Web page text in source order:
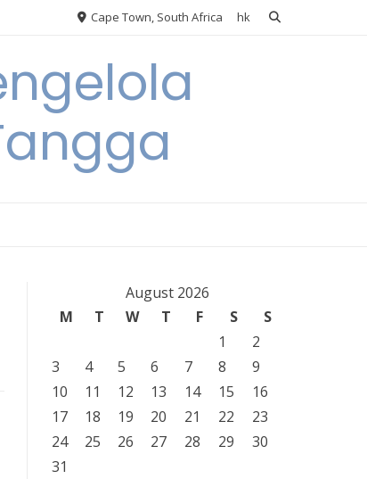
Cape Town, South Africa hk
August 2026
M
T W T F S
S
1
2
3
4 5 6 7 8
9
10
11 12 13 14 15
16
17
18 19 20 21 22
23
24
25 26 27 28 29
30
31